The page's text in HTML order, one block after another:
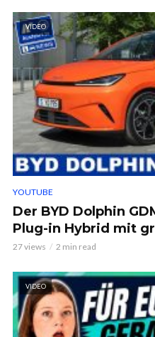
VIDEO
YOUTUBE
Der BYD Dolphin
Plug-in Hybrid mit
27 views 2 min read
VIDEO